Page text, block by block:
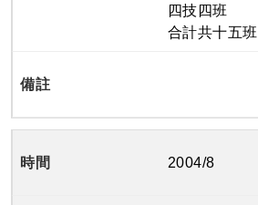
四技四班
合計共十五班
2004/8